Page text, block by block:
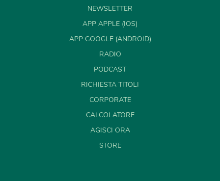
NEWSLETTER
APP APPLE (IOS)
APP GOOGLE (ANDROID)
RADIO
PODCAST
RICHIESTA TITOLI
CORPORATE
CALCOLATORE
AGISCI ORA
STORE